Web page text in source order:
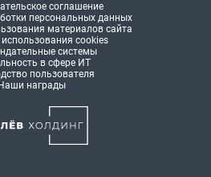
соглашение
персональных данных
материалов сайта
cookies
системы
в сфере ИТ
пользователя
Наши награды